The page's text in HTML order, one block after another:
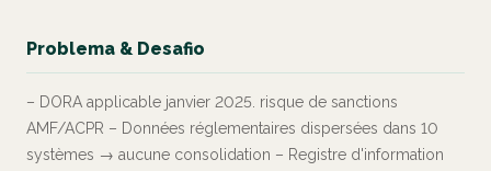
Problema & Desafio
– DORA applicable janvier 2025. risque de sanctions
AMF/ACPR – Données réglementaires dispersées dans 10
systèmes → aucune consolidation – Registre d'information